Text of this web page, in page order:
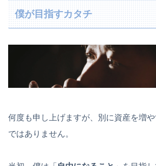
僕が目指すカタチ
何度も申し上げますが、別に資産を増
ではありません。